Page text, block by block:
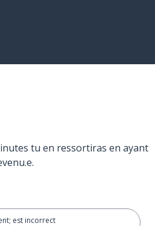
tu en ressortiras en ayant
est incorrect